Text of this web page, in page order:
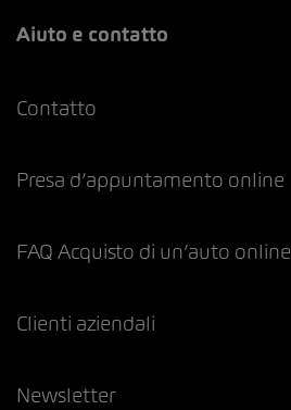
Aiuto e contatto
Contatto
Presa d’appuntamento online
FAQ Acquisto di un’auto online
Clienti aziendali
Newsletter